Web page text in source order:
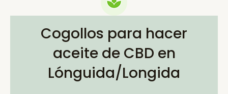
Cogollos para hacer
aceite de CBD en
Lónguida/Longida